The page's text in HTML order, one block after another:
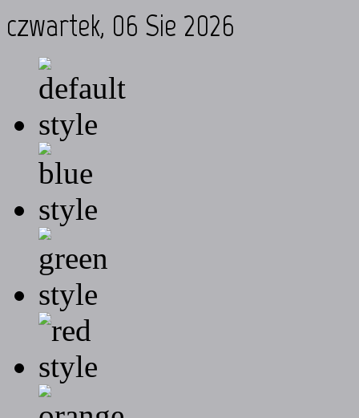
czwartek, 06 Sie 2026